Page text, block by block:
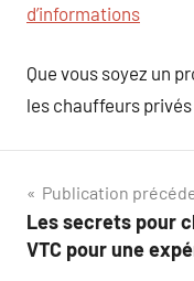
d’informations
Que vous soyez un
les chauffeurs
Navigation
de
Publication
Les secrets pour
VTC pour une